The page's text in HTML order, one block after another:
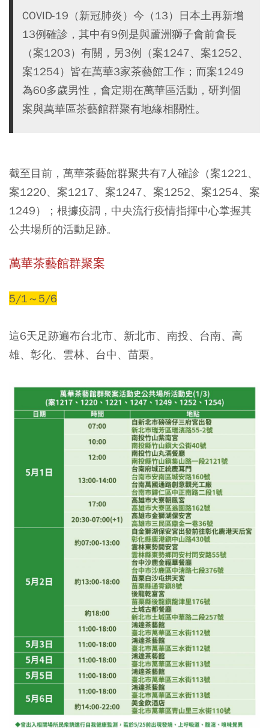
COVID-19（新冠肺炎）今（13）日本土再新增
13例確診，其中有9例是與蘆洲獅子會前會長
（案1203）有關，另3例（案1247、案1252、
案1254）皆在萬華3家茶藝館工作；而案1249
為60多歲男性，會定期在萬華區活動，研判個
案與萬華區茶藝館群聚有地緣相關性。
截至目前，萬華茶藝館群聚共有7人確診（案1221、
案1220、案1217、案1247、案1252、案1254、案
1249）；根據疫調，中央流行疫情指揮中心掌握其
公共場所的活動足跡。
萬華茶藝館群聚案
5/1～5/6
這6天足跡遍布台北市、新北市、南投、台南、高
雄、彰化、雲林、台中、苗栗。